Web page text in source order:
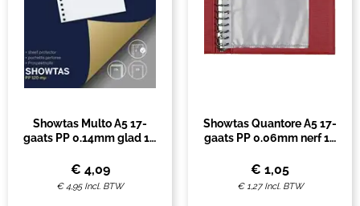
Showtas Multo A5 17-
gaats PP 0.14mm glad 10
€ 4,09
€4,95 Incl. BTW
Showtas Quantore A5 17-
gaats PP 0.06mm nerf 10
€ 1,05
€1,27 Incl. BTW